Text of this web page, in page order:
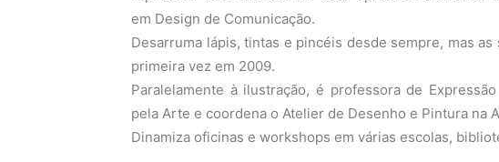
em Design de Comunicação.
Desarruma lápis, tintas e pincéis desde sempre, mas
primeira vez em 2009.
Paralelamente à ilustração, é professora de
pela Arte e coordena o Atelier de Desenho e Pintura na
Dinamiza oficinas e workshops em várias escolas,